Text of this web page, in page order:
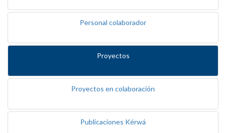
Personal colaborador
Proyectos
Proyectos en colaboración
Publicaciones Kérwá